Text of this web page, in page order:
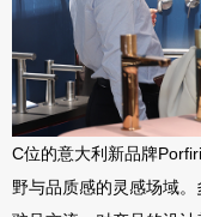
C位的意大利新品牌
野与品质感的灵感场域